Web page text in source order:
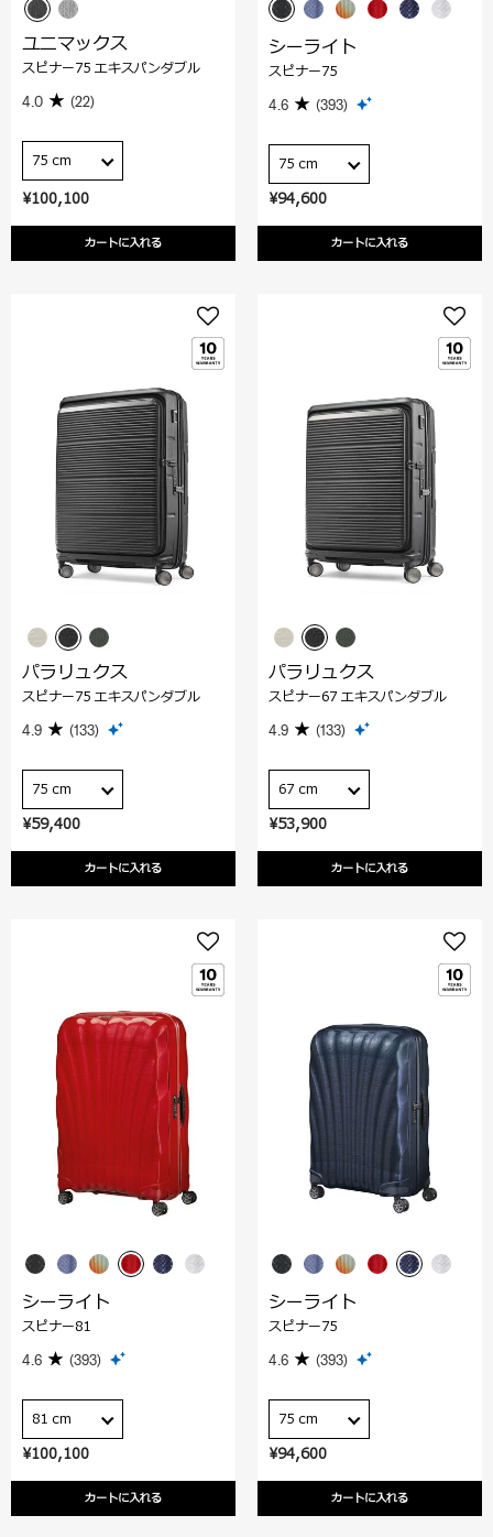
¥100,100
カートに入れる
ユニマックス
スピナー75 エキスパンダブル
4.0 (22)
75 cm
¥94,600
カートに入れる
シーライト
スピナー75
4.6 (393)
75 cm
¥59,400
カートに入れる
パラリュクス
スピナー75 エキスパンダブル
4.9 (133)
75 cm
¥53,900
カートに入れる
パラリュクス
スピナー67 エキスパンダブル
4.9 (133)
67 cm
¥100,100
カートに入れる
シーライト
スピナー81
4.6 (393)
81 cm
¥94,600
カートに入れる
シーライト
スピナー75
4.6 (393)
75 cm